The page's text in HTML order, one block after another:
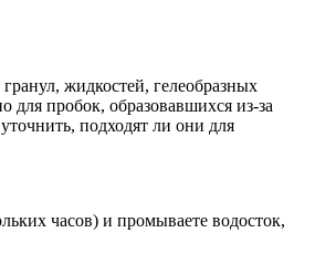
жидкостей, гелеобразных
пробок, образовавшихся из-за
подходят ли они для
часов) и промываете водосток,